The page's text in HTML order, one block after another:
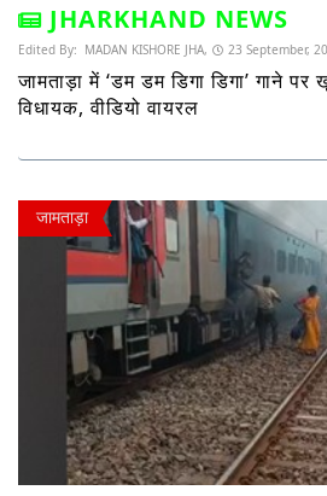
JHARKHAND NEWS
Edited By: MADAN KISHORE JHA, 23 September,
जामताड़ा में ‘डम डम डिगा डिगा’ गाने
विधायक, वीडियो वायरल
जामताड़ा